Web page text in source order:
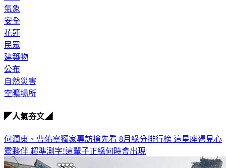
氣象
安全
花蓮
民眾
建築物
公布
自然災害
空曠場所
◤人氣夯文◢
何潤東、曹佑寧獨家專訪搶先看 8月緣分排行榜 這星座遇見心
靈夥伴 超準測字!這輩子正緣何時會出現